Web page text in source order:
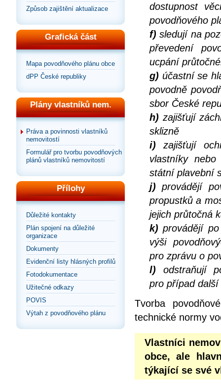
Způsob zajištění aktualizace
Grafická část
Mapa povodňového plánu obce
dPP České republiky
Plány vlastníků nem.
Práva a povinnosti vlastníků
nemovitostí
Formulář pro tvorbu povodňových
plánů vlastníků nemovitostí
Přílohy
Důležité kontakty
Plán spojení na důležité
organizace
Dokumenty
Evidenční listy hlásných profilů
Fotodokumentace
Užitečné odkazy
POVIS
Výtah z povodňového plánu
dostupnost
povodňového
f) sledují na
převedení
ucpání
g) účastní se
povodně
sbor České
h) zajišťují
sklizně
i) zajišťují
vlastníky
státní plavební
j) provádějí
propustků a
jejich průtočná
k) provádějí
výši
pro zprávu o
l) odstraňují
pro případ další
Tvorba
technické normy
Vlastníci
obce, ale
týkající se své